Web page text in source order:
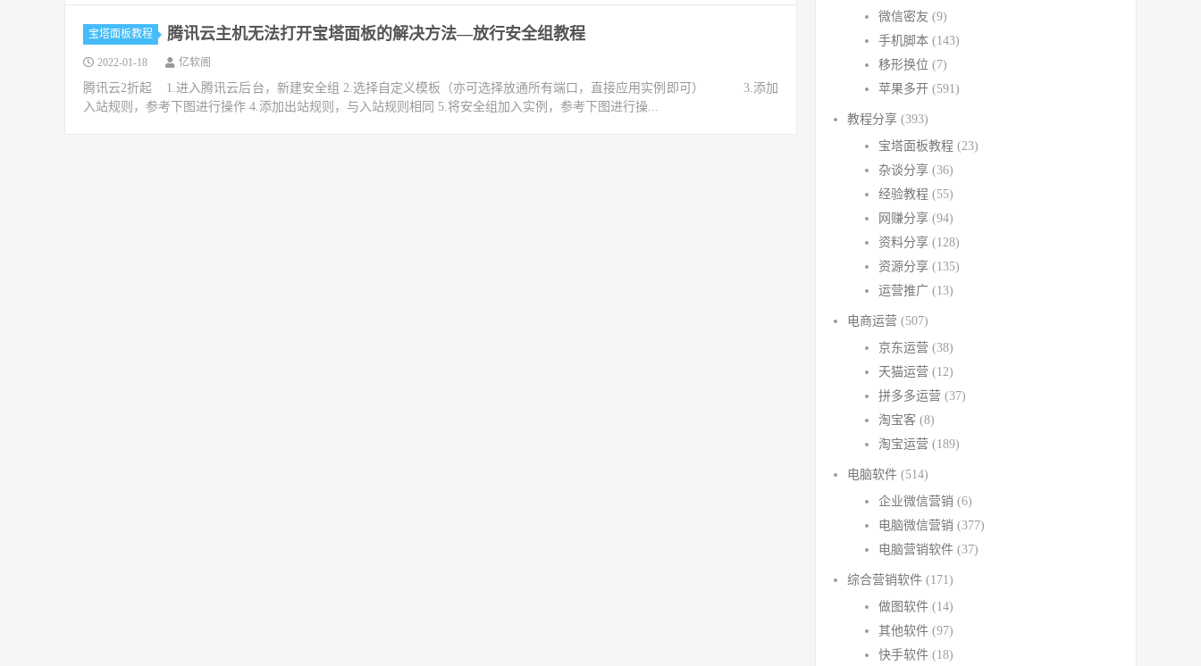
宝塔面板教程 腾讯云主机无法打开宝塔面板的解决方法—放行安全组教程
2022-01-18 亿软阁
腾讯云2折起 1.进入腾讯云后台，新建安全组 2.选择自定义模板（亦可选择放通所有端口，直接应用实例即可） 3.添加
入站规则，参考下图进行操作 4.添加出站规则，与入站规则相同 5.将安全组加入实例，参考下图进行操...
微信密友 (9)
手机脚本 (143)
移形换位 (7)
苹果多开 (591)
教程分享 (393)
宝塔面板教程 (23)
杂谈分享 (36)
经验教程 (55)
网赚分享 (94)
资料分享 (128)
资源分享 (135)
运营推广 (13)
电商运营 (507)
京东运营 (38)
天猫运营 (12)
拼多多运营 (37)
淘宝客 (8)
淘宝运营 (189)
电脑软件 (514)
企业微信营销 (6)
电脑微信营销 (377)
电脑营销软件 (37)
综合营销软件 (171)
做图软件 (14)
其他软件 (97)
快手软件 (18)